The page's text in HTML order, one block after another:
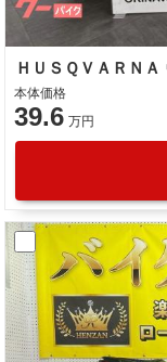
ＨＵＳＱＶＡＲＮ
本体価格
39.6 万円